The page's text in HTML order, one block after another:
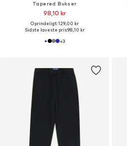
Tapered Bukser
98,10 kr
Oprindeligt: 129,00 kr
Sidste laveste pris:98,10 kr
+3